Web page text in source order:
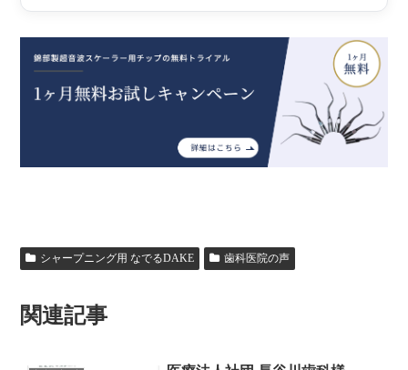
シャープニング用 なでるDAKE 歯科医院の声
関連記事